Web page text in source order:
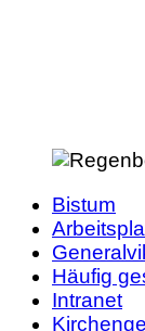
Bistum
Häufig
Intranet